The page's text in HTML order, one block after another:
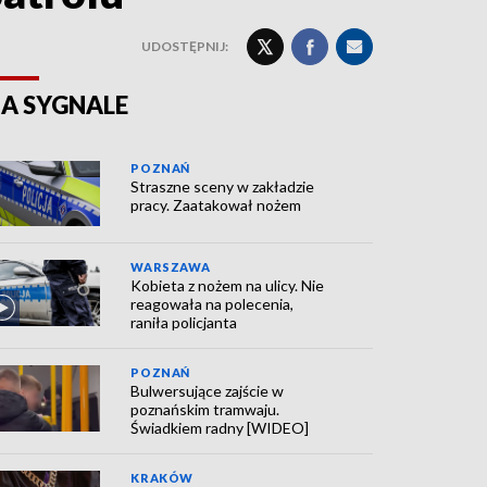
UDOSTĘPNIJ:
SYGNALE
POZNAŃ
Straszne sceny w zakładzie
pracy. Zaatakował nożem
WARSZAWA
Kobieta z nożem na ulicy. Nie
reagowała na polecenia,
raniła policjanta
POZNAŃ
Bulwersujące zajście w
poznańskim tramwaju.
Świadkiem radny [WIDEO]
KRAKÓW